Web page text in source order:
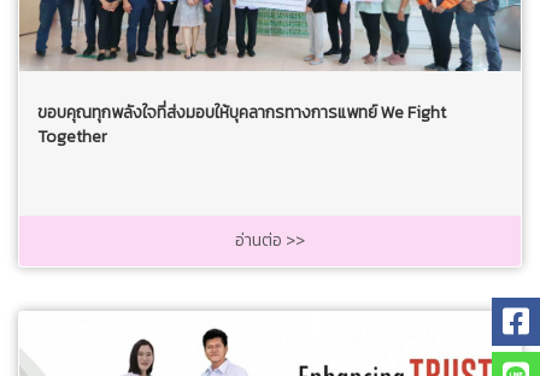
ขอบคุณทุกพลังใจที่ส่งมอบให้บุคลากรทางการแพทย์ We Fight
Together
อ่านต่อ >>